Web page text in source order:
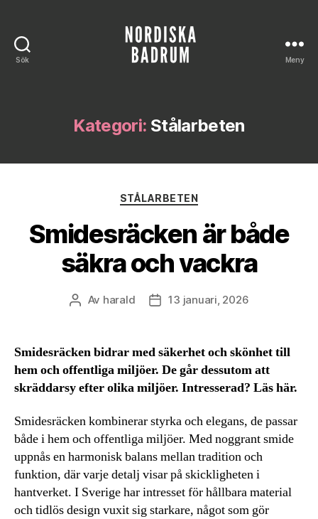
Sök Meny
Kategori: Stålarbeten
Kategorier
STÅLARBETEN
Smidesräcken är både
säkra och vackra
Inläggsförfattare
Av harald Inläggsdatum
13 januari, 2026
Smidesräcken bidrar med säkerhet och skönhet till
hem och offentliga miljöer. De går dessutom att
skräddarsy efter olika miljöer. Intresserad? Läs här.
Smidesräcken kombinerar styrka och elegans, de passar
både i hem och offentliga miljöer. Med noggrant smide
uppnås en harmonisk balans mellan tradition och
funktion, där varje detalj visar på skickligheten i
hantverket. I Sverige har intresset för hållbara material
och tidlös design vuxit sig starkare, något som gör